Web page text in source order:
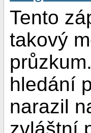
Tento
takový
hledání
narazil
zvláštní